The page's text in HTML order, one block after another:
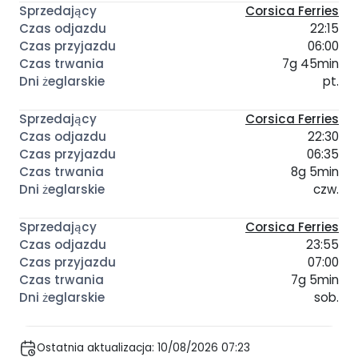
Corsica Ferries
22:15
06:00
7g 45min
pt.
Corsica Ferries
22:30
06:35
8g 5min
czw.
Corsica Ferries
23:55
07:00
7g 5min
sob.
Ostatnia aktualizacja: 10/08/2026 07:23